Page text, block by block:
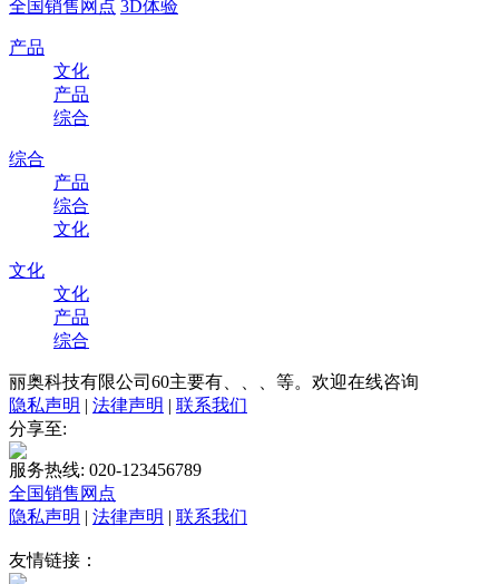
全国销售网点 3D体验
产品
文化
产品
综合
综合
产品
综合
文化
文化
文化
产品
综合
丽奥科技有限公司60主要有、、、等。欢迎在线咨询
隐私声明 | 法律声明 | 联系我们
分享至:
服务热线: 020-123456789
全国销售网点
隐私声明 | 法律声明 | 联系我们
友情链接：